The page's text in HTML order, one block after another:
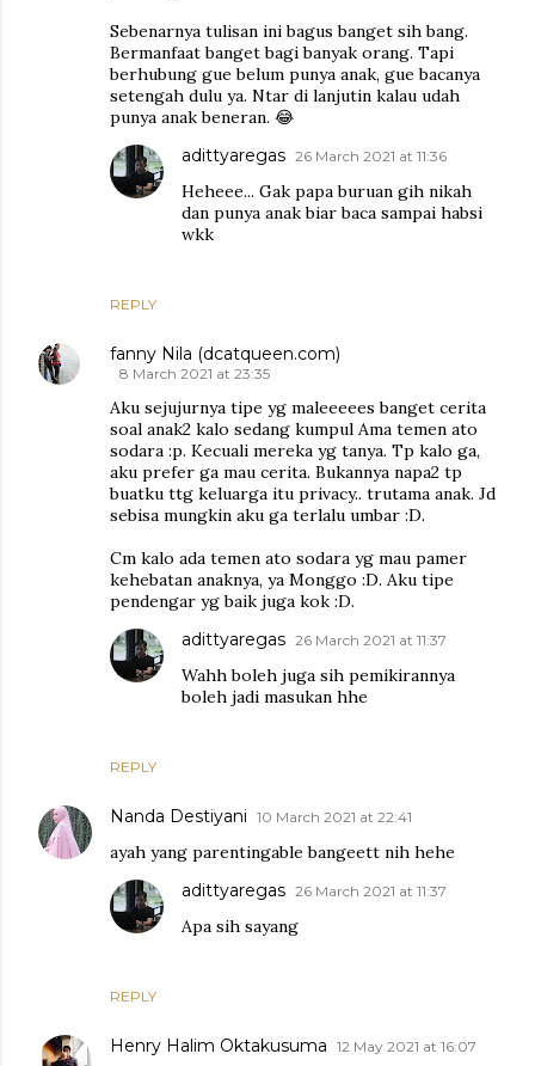
Sebenarnya tulisan ini bagus banget sih bang.
Bermanfaat banget bagi banyak orang. Tapi
berhubung gue belum punya anak, gue bacanya
setengah dulu ya. Ntar di lanjutin kalau udah
punya anak beneran. 😂
REPLY
adittyaregas 26 March 2021 at 11:36
Heheee... Gak papa buruan gih nikah
dan punya anak biar baca sampai habsi
wkk
fanny Nila (dcatqueen.com)
8 March 2021 at 23:35
Aku sejujurnya tipe yg maleeeees banget cerita
soal anak2 kalo sedang kumpul Ama temen ato
sodara :p. Kecuali mereka yg tanya. Tp kalo ga,
aku prefer ga mau cerita. Bukannya napa2 tp
buatku ttg keluarga itu privacy.. trutama anak. Jd
sebisa mungkin aku ga terlalu umbar :D.
Cm kalo ada temen ato sodara yg mau pamer
kehebatan anaknya, ya Monggo :D. Aku tipe
pendengar yg baik juga kok :D.
REPLY
adittyaregas 26 March 2021 at 11:37
Wahh boleh juga sih pemikirannya
boleh jadi masukan hhe
Nanda Destiyani 10 March 2021 at 22:41
ayah yang parentingable bangeett nih hehe
REPLY
adittyaregas 26 March 2021 at 11:37
Apa sih sayang
Henry Halim Oktakusuma 12 May 2021 at 16:07